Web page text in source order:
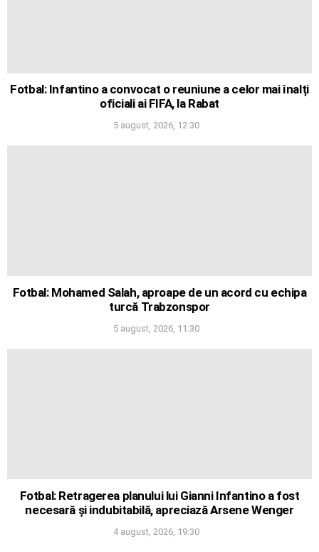
Fotbal: Infantino a convocat o reuniune a celor mai înalți
oficiali ai FIFA, la Rabat
5 august, 2026, 12:30
Fotbal: Mohamed Salah, aproape de un acord cu echipa
turcă Trabzonspor
5 august, 2026, 11:30
Fotbal: Retragerea planului lui Gianni Infantino a fost
necesară și indubitabilă, apreciază Arsene Wenger
4 august, 2026, 19:30